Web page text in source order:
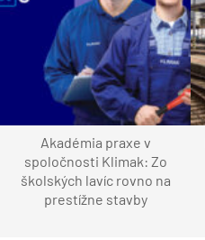
Akadémia praxe v
spoločnosti Klimak: Zo
školských lavíc rovno na
prestížne stavby